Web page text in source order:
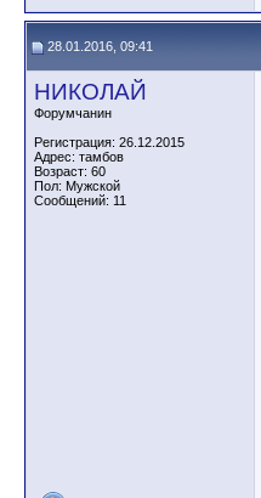
28.01.2016, 09:41
НИКОЛАЙ
Форумчанин
Регистрация: 26.12.2015
Адрес: тамбов
Возраст: 60
Пол: Мужской
Сообщений: 11